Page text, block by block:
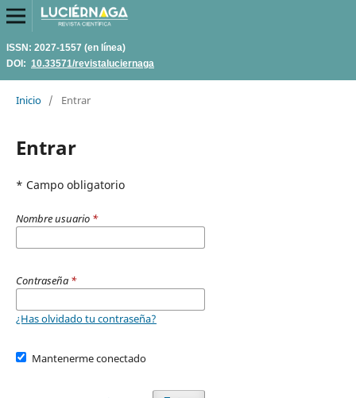
ISSN: 2027-1557 (en línea)
DOI: 10.33571/revistaluciernaga
Inicio / Entrar
Entrar
* Campo obligatorio
Nombre usuario *
Contraseña *
¿Has olvidado tu contraseña?
Mantenerme conectado